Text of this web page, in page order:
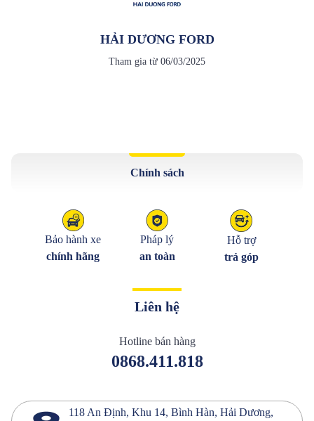
HẢI DƯƠNG FORD
Tham gia từ 06/03/2025
Chính sách
Bảo hành xe
chính hãng
Pháp lý
an toàn
Hỗ trợ
trả góp
Liên hệ
Hotline bán hàng
0868.411.818
118 An Định, Khu 14, Bình Hàn, Hải Dương,